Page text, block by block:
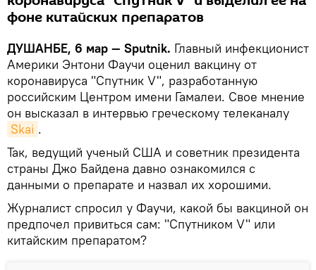
фоне китайских препаратов
ДУШАНБЕ, 6 мар — Sputnik. Главный инфекционист
Америки Энтони Фаучи оценил вакцину от
коронавируса "Спутник V", разработанную
российским Центром имени Гамалеи. Свое мнение
он высказал в интервью греческому телеканалу
Skai .
Так, ведущий ученый США и советник президента
страны Джо Байдена давно ознакомился с
данными о препарате и назвал их хорошими.
Журналист спросил у Фаучи, какой бы вакциной он
предпочел привиться сам: "Спутником V" или
китайским препаратом?